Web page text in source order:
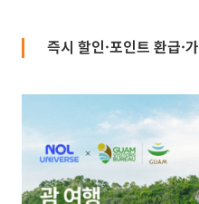
즉시 할인·포인트 환급·